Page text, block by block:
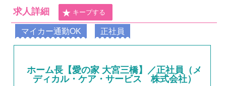
求人詳細 キープする
マイカー通勤OK 正社員
ホーム長【愛の家 大宮三橋】／正社員（メ
ディカル・ケア・サービス 株式会社）